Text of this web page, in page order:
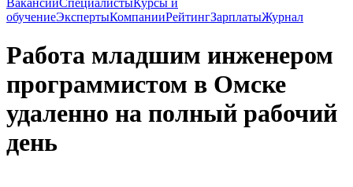
ВакансииСпециалистыКурсы и
обучениеЭкспертыКомпанииРейтингЗарплатыЖурнал
Работа младшим инженером
программистом в Омске
удаленно на полный рабочий
день